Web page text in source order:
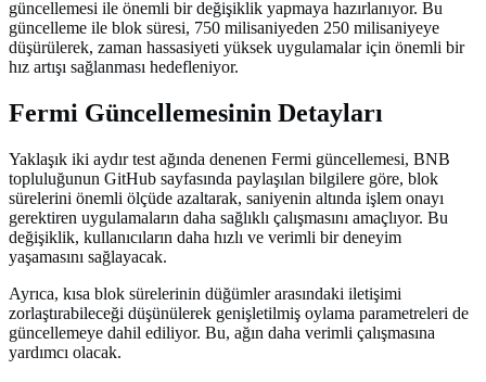
güncellemesi ile önemli bir değişiklik yapmaya hazırlanıyor. Bu
güncelleme ile blok süresi, 750 milisaniyeden 250 milisaniyeye
düşürülerek, zaman hassasiyeti yüksek uygulamalar için önemli bir
hız artışı sağlanması hedefleniyor.
Fermi Güncellemesinin Detayları
Yaklaşık iki aydır test ağında denenen Fermi güncellemesi, BNB
topluluğunun GitHub sayfasında paylaşılan bilgilere göre, blok
sürelerini önemli ölçüde azaltarak, saniyenin altında işlem onayı
gerektiren uygulamaların daha sağlıklı çalışmasını amaçlıyor. Bu
değişiklik, kullanıcıların daha hızlı ve verimli bir deneyim
yaşamasını sağlayacak.
Ayrıca, kısa blok sürelerinin düğümler arasındaki iletişimi
zorlaştırabileceği düşünülerek genişletilmiş oylama parametreleri de
güncellemeye dahil ediliyor. Bu, ağın daha verimli çalışmasına
yardımcı olacak.